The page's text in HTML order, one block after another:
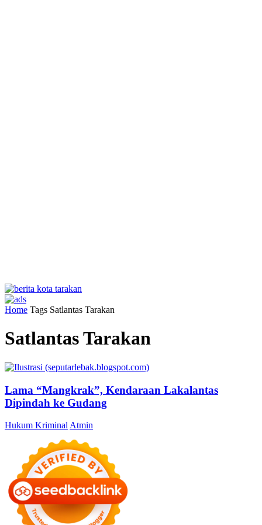
Home Tags Satlantas Tarakan
Satlantas Tarakan
Lama “Mangkrak”, Kendaraan Lakalantas
Dipindah ke Gudang
Hukum Kriminal Atmin